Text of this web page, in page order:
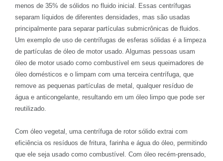
menos de 35% de sólidos no fluido inicial. Essas centrífugas
separam líquidos de diferentes densidades, mas são usadas
principalmente para separar partículas submicrônicas de fluidos.
Um exemplo de uso de centrífugas de esferas sólidas é a limpeza
de partículas de óleo de motor usado. Algumas pessoas usam
óleo de motor usado como combustível em seus queimadores de
óleo domésticos e o limpam com uma terceira centrífuga, que
remove as pequenas partículas de metal, qualquer resíduo de
água e anticongelante, resultando em um óleo limpo que pode ser
reutilizado.
Com óleo vegetal, uma centrífuga de rotor sólido extrai com
eficiência os resíduos de fritura, farinha e água do óleo, permitindo
que ele seja usado como combustível. Com óleo recém-prensado,